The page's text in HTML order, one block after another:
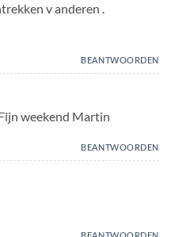
v anderen .
BEANTWOORDEN
weekend Martin
BEANTWOORDEN
BEANTWOORDEN